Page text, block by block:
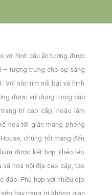
với hình cầu ấn tượng được
– tượng trưng cho sự sáng
Với sắc tím nổi bật và hình
được sử dụng trong các
trí cao cấp, hoặc làm
hoa tối giản mang phong
chúng tôi mang đến
được kết hợp khéo léo
và hoa nội địa cao cấp, tạo
đáo. Phù hợp với nhiều dịp
hay trang trí không gian